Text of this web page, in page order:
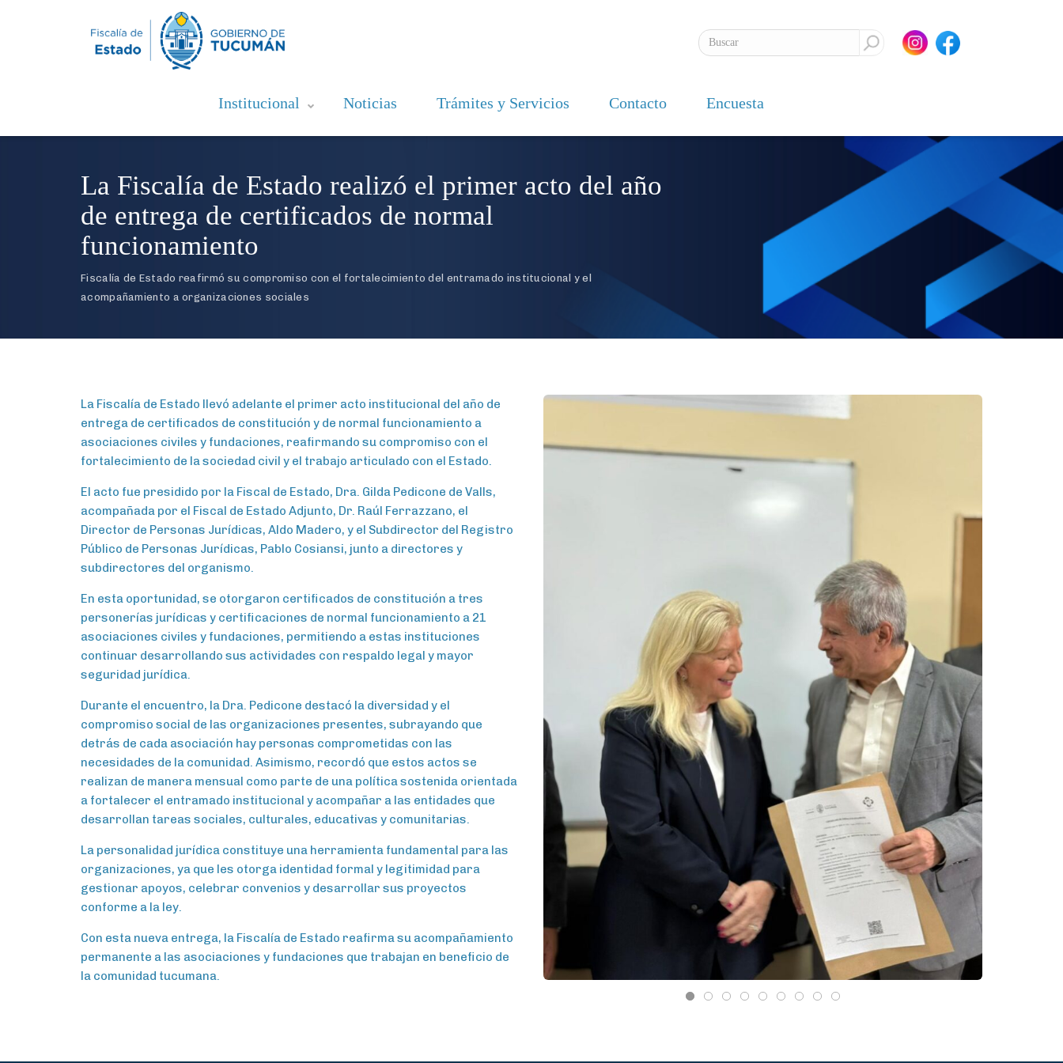
Institucional Noticias Trámites y Servicios Contacto Encuesta
La Fiscalía de Estado realizó el primer acto del año
de entrega de certificados de normal
funcionamiento
Fiscalía de Estado reafirmó su compromiso con el fortalecimiento del entramado institucional y el
acompañamiento a organizaciones sociales
La Fiscalía de Estado llevó adelante el primer acto institucional del año de
entrega de certificados de constitución y de normal funcionamiento a
asociaciones civiles y fundaciones, reafirmando su compromiso con el
fortalecimiento de la sociedad civil y el trabajo articulado con el Estado.
El acto fue presidido por la Fiscal de Estado, Dra. Gilda Pedicone de Valls,
acompañada por el Fiscal de Estado Adjunto, Dr. Raúl Ferrazzano, el
Director de Personas Jurídicas, Aldo Madero, y el Subdirector del Registro
Público de Personas Jurídicas, Pablo Cosiansi, junto a directores y
subdirectores del organismo.
En esta oportunidad, se otorgaron certificados de constitución a tres
personerías jurídicas y certificaciones de normal funcionamiento a 21
asociaciones civiles y fundaciones, permitiendo a estas instituciones
continuar desarrollando sus actividades con respaldo legal y mayor
seguridad jurídica.
Durante el encuentro, la Dra. Pedicone destacó la diversidad y el
compromiso social de las organizaciones presentes, subrayando que
detrás de cada asociación hay personas comprometidas con las
necesidades de la comunidad. Asimismo, recordó que estos actos se
realizan de manera mensual como parte de una política sostenida orientada
a fortalecer el entramado institucional y acompañar a las entidades que
desarrollan tareas sociales, culturales, educativas y comunitarias.
La personalidad jurídica constituye una herramienta fundamental para las
organizaciones, ya que les otorga identidad formal y legitimidad para
gestionar apoyos, celebrar convenios y desarrollar sus proyectos
conforme a la ley.
Con esta nueva entrega, la Fiscalía de Estado reafirma su acompañamiento
permanente a las asociaciones y fundaciones que trabajan en beneficio de
la comunidad tucumana.